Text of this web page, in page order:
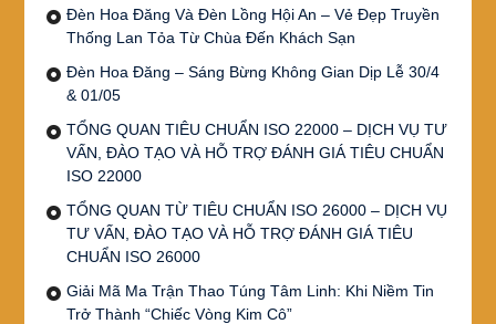
Đèn Hoa Đăng Và Đèn Lồng Hội An – Vẻ Đẹp Truyền
Thống Lan Tỏa Từ Chùa Đến Khách Sạn
Đèn Hoa Đăng – Sáng Bừng Không Gian Dịp Lễ 30/4
& 01/05
TỔNG QUAN TIÊU CHUẨN ISO 22000 – DỊCH VỤ TƯ
VẤN, ĐÀO TẠO VÀ HỖ TRỢ ĐÁNH GIÁ TIÊU CHUẨN
ISO 22000
TỔNG QUAN TỪ TIÊU CHUẨN ISO 26000 – DỊCH VỤ
TƯ VẤN, ĐÀO TẠO VÀ HỖ TRỢ ĐÁNH GIÁ TIÊU
CHUẨN ISO 26000
Giải Mã Ma Trận Thao Túng Tâm Linh: Khi Niềm Tin
Trở Thành “Chiếc Vòng Kim Cô”